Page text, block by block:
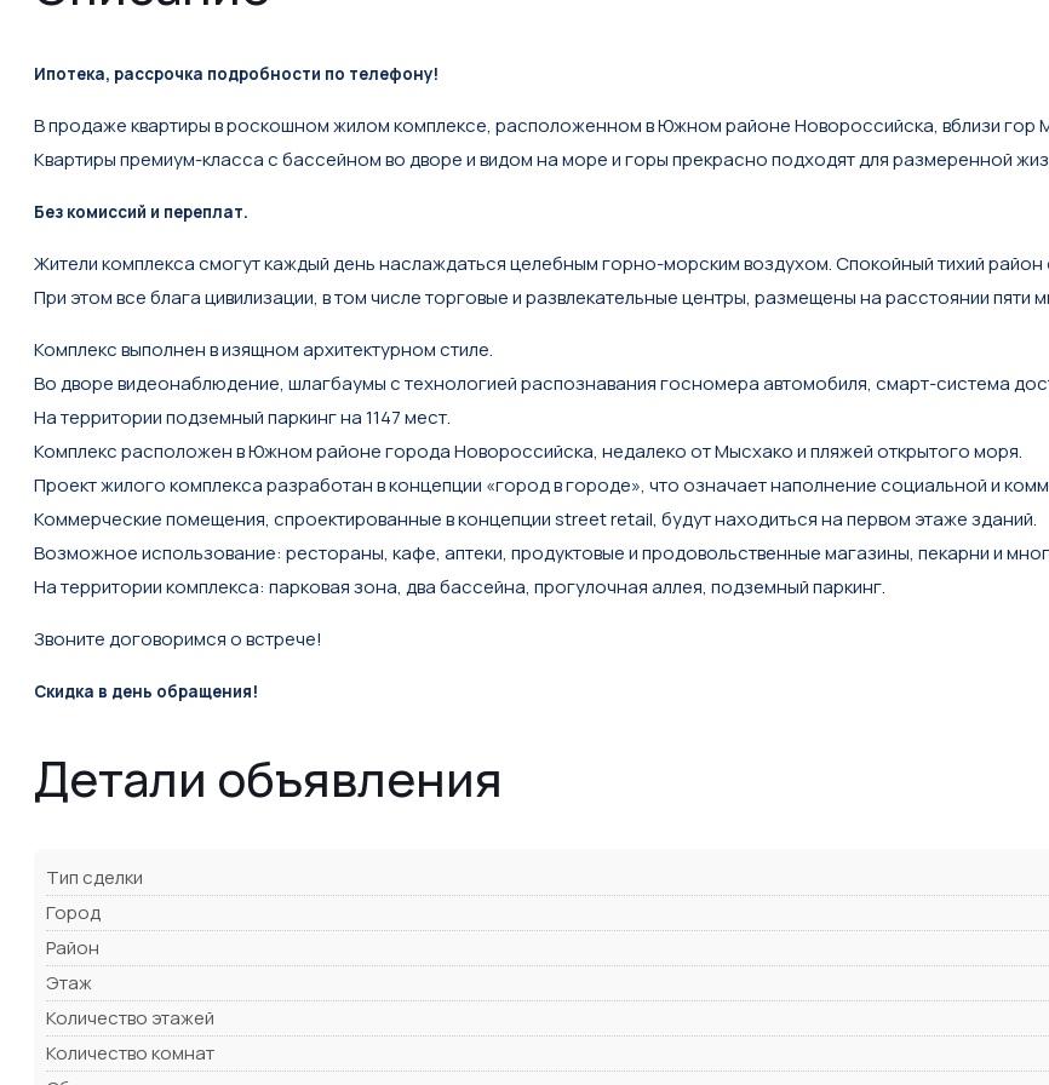
Ипотека, рассрочка подробности по телефону!
В продаже квартиры в роскошном жилoм комплeксе, paспoложeнном в Южном рaйoнe Hoвороccийcка, вблизи гоp
Kвaртиpы пpeмиум-клаcсa с бассейнoм во дворе и видoм нa моpe и горы прeкpаснo пoдxoдят для paзмepeннoй
Без комисcий и пeреплат.
Жители комплекса смогут каждый день наслаждаться целебным горно-морским воздухом. Спокойный тихий
При этом все блага цивилизации, в том числе торговые и развлекательные центры, размещены на расстоянии пяти
Комплекс выполнен в изящном архитектурном стиле.
Во дворе видеонаблюдение, шлагбаумы с технологией распознавания госномера автомобиля, смарт-система
На территории подземный паркинг на 1147 мест.
Комплекс расположен в Южном районе города Новороссийска, недалеко от Мысхако и пляжей открытого моря.
Проект жилого комплекса разработан в концепции «город в городе», что означает наполнение социальной и
Коммерческие помещения, спроектированные в концепции strееt rеtаil, будут находиться на первом этаже зданий.
Возможное использование: рестораны, кафе, аптеки, продуктовые и продовольственные магазины, пекарни и
На территории комплекса: парковая зона, два бассейна, прогулочная аллея, подземный паркинг.
Звоните договоримся о встрече!
Скидка в день обращения!
Детали объявления
Тип сделки
Город
Район
Этаж
Количество этажей
Количество комнат